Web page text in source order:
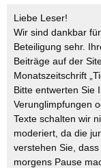
Liebe Leser!
Wir sind dankbar
Beteiligung sehr.
Beiträge auf der
Monatszeitschrift
Bitte entwerten Sie
Verunglimpfungen
Texte schalten wir
moderiert, da die
verstehen Sie,
morgens Pause